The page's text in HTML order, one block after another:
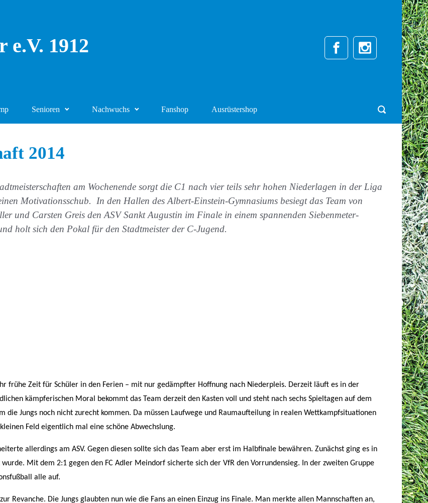
e.V. 1912
Senioren Nachwuchs Fanshop Ausrüstershop
2014
am Wochenende sorgt die C1 nach vier teils sehr hohen Niederlagen in der Liga
Motivationsschub. In den Hallen des Albert-Einstein-Gymnasiums besiegt das Team von
und Carsten Greis den ASV Sankt Augustin im Finale in einem spannenden Siebenmeter-
holt sich den Pokal für den Stadtmeister der C-Jugend.
frühe Zeit für Schüler in den Ferien – mit nur gedämpfter Hoffnung nach Niederpleis. Derzeit läuft es in der
kämpferischen Moral bekommt das Team derzeit den Kasten voll und steht nach sechs Spieltagen auf dem
Jungs noch nicht zurecht kommen. Da müssen Laufwege und Raumaufteilung in realen Wettkampfsituationen
Feld eigentlich mal eine schöne Abwechslung.
allerdings am ASV. Gegen diesen sollte sich das Team aber erst im Halbfinale bewähren. Zunächst ging es in
Mit dem 2:1 gegen den FC Adler Meindorf sicherte sich der VfR den Vorrundensieg. In der zweiten Gruppe
alle auf.
Revanche. Die Jungs glaubten nun wie die Fans an einen Einzug ins Finale. Man merkte allen Mannschaften an,